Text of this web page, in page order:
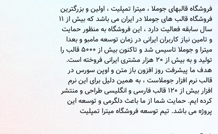
فروشگاه قالبهای جوملا ، میترا تمپلیت ، اولین و بزرگترین
فروشگاه قالب های جوملا در ایران می باشد که بیش از 11
سال سابقه فعالیت دارد ، این فروشگاه به منظور حمایت
و تامین نیاز کاربران ایرانی در زمان توسعه مامبو و بعدا
میترا و جوملا تاسیس شد و تاکنون بیش از 5000 قالب را
تولید و به بیش از 20 هزار مشتری ایرانی فروخته است.
هدف ما پیشرفت روز افزون باز متن و اوپن سورس در
قالب نرم افزار جوملاست ، به همین دلیل برای این نرم
افزار بیش از 120 قالب فارسی و انگلیسی طراحی و منتشر
کرده ایم. حمایت شما از ما باعث دلگرمی و توسعه این
پروژه می باشد. تیم توسعه فروشگاه میترا تمپلیت